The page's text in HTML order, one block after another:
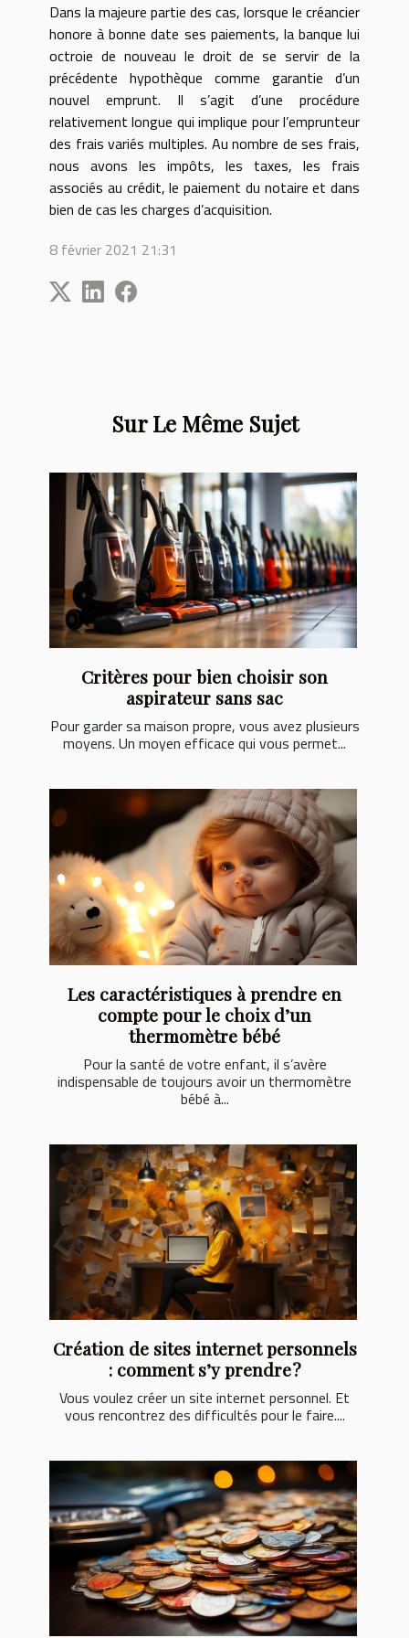
Dans la majeure partie des cas, lorsque le créancier
honore à bonne date ses paiements, la banque lui
octroie de nouveau le droit de se servir de la
précédente hypothèque comme garantie d’un
nouvel emprunt. Il s’agit d’une procédure
relativement longue qui implique pour l’emprunteur
des frais variés multiples. Au nombre de ses frais,
nous avons les impôts, les taxes, les frais
associés au crédit, le paiement du notaire et dans
bien de cas les charges d’acquisition.
8 février 2021 21:31
Sur Le Même Sujet
Critères pour bien choisir son
aspirateur sans sac
Pour garder sa maison propre, vous avez plusieurs
moyens. Un moyen efficace qui vous permet...
Les caractéristiques à prendre en
compte pour le choix d’un
thermomètre bébé
Pour la santé de votre enfant, il s’avère
indispensable de toujours avoir un thermomètre
bébé à...
Création de sites internet personnels
: comment s’y prendre ?
Vous voulez créer un site internet personnel. Et
vous rencontrez des difficultés pour le faire....